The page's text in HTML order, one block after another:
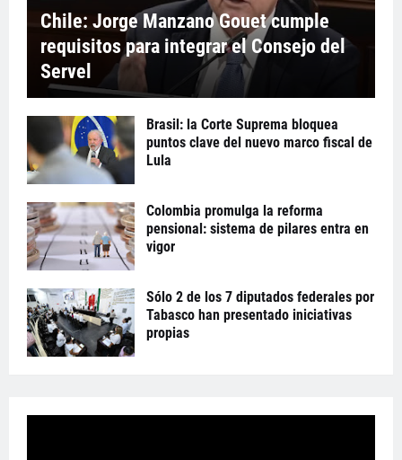
Chile: Jorge Manzano Gouet cumple
requisitos para integrar el Consejo del
Servel
Brasil: la Corte Suprema bloquea
puntos clave del nuevo marco fiscal de
Lula
Colombia promulga la reforma
pensional: sistema de pilares entra en
vigor
Sólo 2 de los 7 diputados federales por
Tabasco han presentado iniciativas
propias